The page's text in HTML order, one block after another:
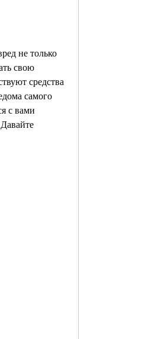
не только
свою
средства
самого
с вами